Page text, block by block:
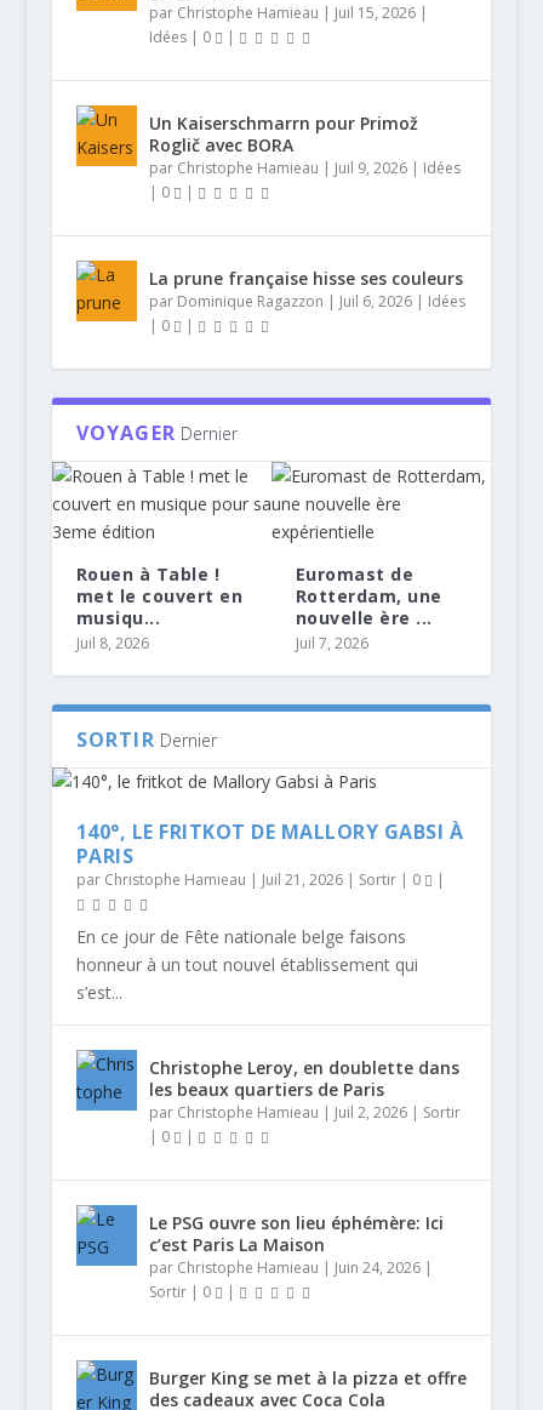
par Christophe Hamieau | Juil 15, 2026|
Idées| 0 |
Un Kaiserschmarrn pour Primož
Roglič avec BORA
par Christophe Hamieau | Juil 9, 2026| Idées
| 0 |
La prune française hisse ses couleurs
par Dominique Ragazzon | Juil 6, 2026| Idées
| 0 |
VOYAGER Dernier
Rouen à Table !
met le couvert en
musiqu...
Juil 8, 2026
Euromast de
Rotterdam, une
nouvelle ère ...
Juil 7, 2026
SORTIR Dernier
140°, LE FRITKOT DE MALLORY GABSI À
PARIS
par Christophe Hamieau | Juil 21, 2026| Sortir| 0 |
En ce jour de Fête nationale belge faisons
honneur à un tout nouvel établissement qui
s’est...
Christophe Leroy, en doublette dans
les beaux quartiers de Paris
par Christophe Hamieau | Juil 2, 2026| Sortir
| 0 |
Le PSG ouvre son lieu éphémère: Ici
c’est Paris La Maison
par Christophe Hamieau | Juin 24, 2026|
Sortir| 0 |
Burger King se met à la pizza et offre
des cadeaux avec Coca Cola